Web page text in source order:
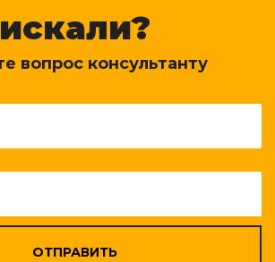
искали?
вопрос консультанту
ОТПРАВИТЬ